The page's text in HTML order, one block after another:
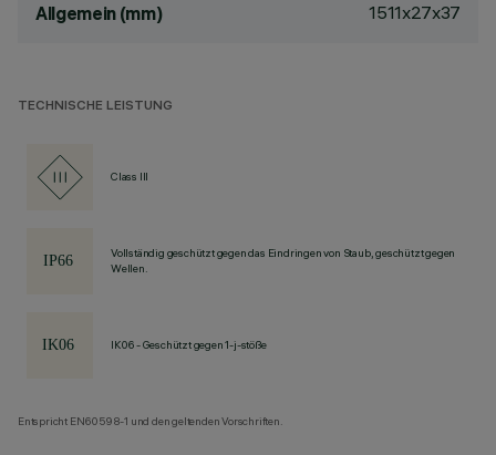
Allgemein (mm) 1511x27x37
TECHNISCHE LEISTUNG
Class III
Vollständig geschützt gegen das Eindringen von Staub, geschützt gegen
Wellen.
IK06 - Geschützt gegen 1-j-stöße
Entspricht EN60598-1 und den geltenden Vorschriften.